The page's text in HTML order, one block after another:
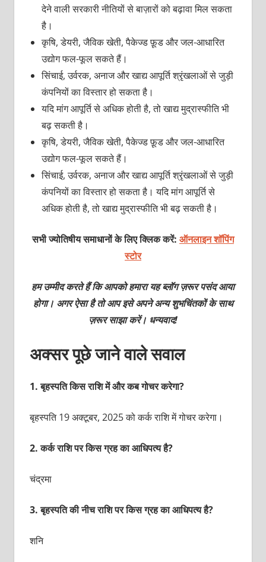
देने वाली सरकारी नीतियों से बाज़ारों को बढ़ावा मिल सकता
है।
कृषि, डेयरी, जैविक खेती, पैकेज्ड फ़ूड और जल-आधारित
उद्योग फल-फूल सकते हैं।
सिंचाई, उर्वरक, अनाज और खाद्य आपूर्ति श्रृंखलाओं से जुड़ी
कंपनियों का विस्तार हो सकता है।
यदि मांग आपूर्ति से अधिक होती है, तो खाद्य मुद्रास्फीति भी
बढ़ सकती है।
कृषि, डेयरी, जैविक खेती, पैकेज्ड फ़ूड और जल-आधारित
उद्योग फल-फूल सकते हैं।
सिंचाई, उर्वरक, अनाज और खाद्य आपूर्ति श्रृंखलाओं से जुड़ी
कंपनियों का विस्तार हो सकता है। यदि मांग आपूर्ति से
अधिक होती है, तो खाद्य मुद्रास्फीति भी बढ़ सकती है।
सभी ज्योतिषीय समाधानों के लिए क्लिक करें: ऑनलाइन शॉपिंग
स्टोर
हम उम्मीद करते हैं कि आपको हमारा यह ब्लॉग ज़रूर पसंद आया
होगा। अगर ऐसा है तो आप इसे अपने अन्य शुभचिंतकों के साथ
ज़रूर साझा करें। धन्यवाद!
अक्सर पूछे जाने वाले सवाल
1.बृहस्पति किस राशि में और कब गोचर करेगा?
बृहस्पति 19 अक्टूबर, 2025 को कर्क राशि में गोचर करेगा।
2.कर्क राशि पर किस ग्रह का आधिपत्य है?
चंद्रमा
3.बृहस्पति की नीच राशि पर किस ग्रह का आधिपत्य है?
शनि